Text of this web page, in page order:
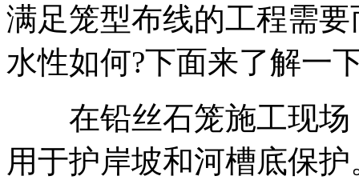
满足笼型布线的工程需
水性如何?下面来了解一
在铅丝石笼施工现场
用于护岸坡和河槽底保